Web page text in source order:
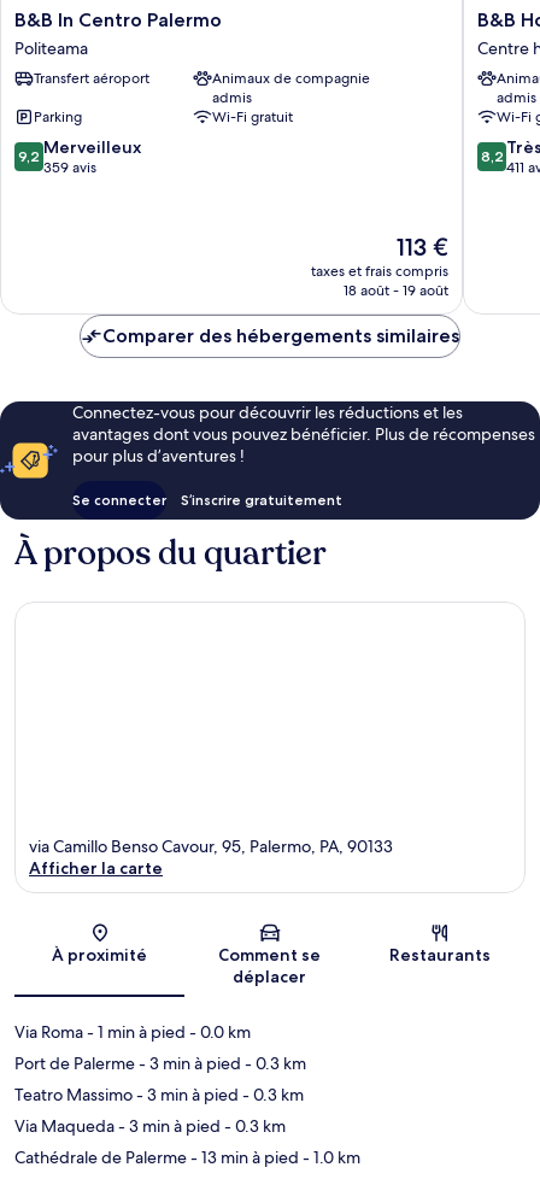
B&B
In
Centro
Palermo
B&B In Centro Palermo
Politeama
Transfert aéroport
Animaux de compagnie
admis
Parking
Wi-Fi gratuit
9.2
sur
9,2 Merveilleux
359 avis
Le
nouveau
prix
de
113 €
taxes et frais compris
18 août - 19 août
B&B
Hotel
Palermo
Quattro
Canti
Centre
de
B&B
Centre
admis
Wi-Fi
8.2
sur
8,2
411
Comparer des hébergements similaires
Connectez-vous pour découvrir les réductions et les
avantages dont vous pouvez bénéficier. Plus de récompenses
pour plus d’aventures !
Se connecter S’inscrire gratuitement
À propos du quartier
Carte
via Camillo Benso Cavour, 95, Palermo, PA, 90133
Afficher la carte
À proximité
Comment se
déplacer
Restaurants
Via Roma- 1 min à pied - 0.0 km
Port de Palerme- 3 min à pied - 0.3 km
Teatro Massimo- 3 min à pied - 0.3 km
Via Maqueda- 3 min à pied - 0.3 km
Cathédrale de Palerme- 13 min à pied - 1.0 km